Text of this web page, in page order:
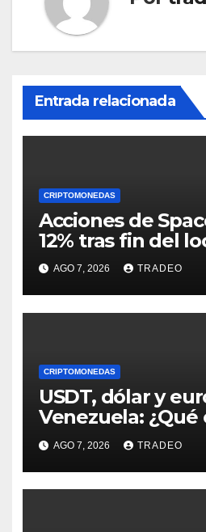
Entrada relacionada
CRIPTOMONEDAS
Acciones de
12% tras fin del
dónde podrían
agosto?
AGO 7, 2026 TRADEO
CRIPTOMONEDAS
USDT, dólar y
Venezuela: ¿Qué
fenómeno
Feathers”?
AGO 7, 2026 TRADEO